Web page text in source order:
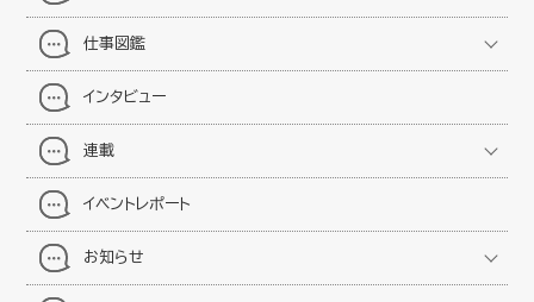
仕事図鑑
インタビュー
連載
イベントレポート
お知らせ